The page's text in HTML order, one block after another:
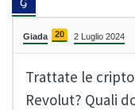
Giada 20 2 Luglio 2024
Trattate le
Revolut? Quali